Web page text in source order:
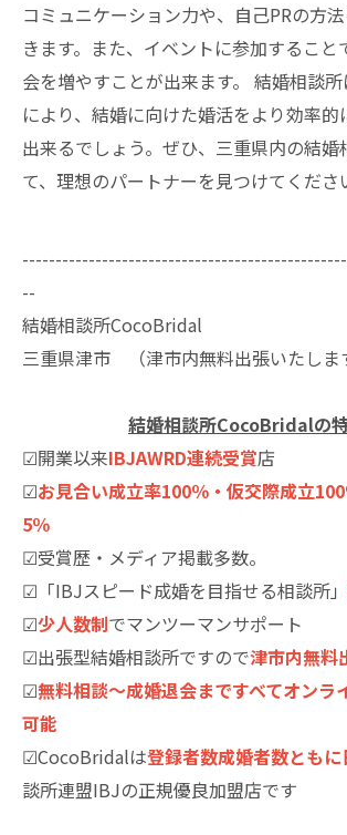
コミュニケーション力や、自己PRの方
きます。また、イベントに参加すること
会を増やすことが出来ます。 結婚相談
により、結婚に向けた婚活をより効率的
出来るでしょう。ぜひ、三重県内の結婚
て、理想のパートナーを見つけてくださ
--
結婚相談所CocoBridal
三重県津市 （津市内無料出張いたしま
結婚相談所CocoBridalの
☑開業以来IBJAWRD連続受賞店
☑お見合い成立率100％・仮交際成立
5％
☑受賞歴・メディア掲載多数。
☑「IBJスピード成婚を目指せる相談所」
☑少人数制でマンツーマンサポート
☑出張型結婚相談所ですので津市内無料
☑無料相談～成婚退会まですべてオンラ
可能
☑CocoBridalは登録者数成婚者数ともに
談所連盟IBJの正規優良加盟店です